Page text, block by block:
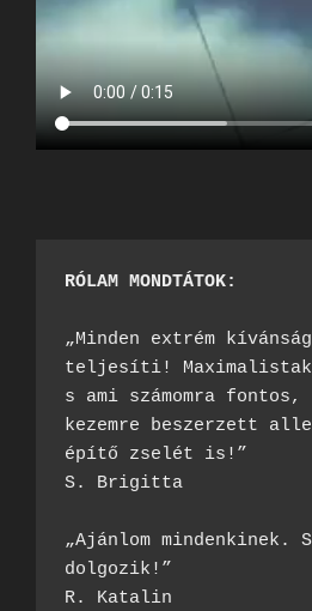
RÓLAM MONDTÁTOK:
„Minden extrém
teljesíti!
s ami számomra
kezemre beszerzett
építő zselét is!”
S. Brigitta
„Ajánlom mindenkinek.
dolgozik!”
R. Katalin